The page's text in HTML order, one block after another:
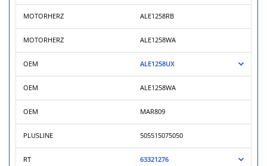
MOTORHERZ ALE1258RB
MOTORHERZ ALE1258WA
OEM ALE1258UX
OEM ALE1258WA
OEM MAR809
PLUSLINE 505515075050
RT 63321276